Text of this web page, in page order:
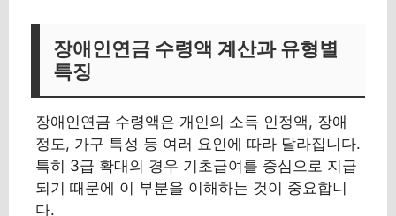
장애인연금 수령액 계산과 유형별
특징
장애인연금 수령액은 개인의 소득 인정액, 장애
정도, 가구 특성 등 여러 요인에 따라 달라집니다.
특히 3급 확대의 경우 기초급여를 중심으로 지급
되기 때문에 이 부분을 이해하는 것이 중요합니
다.